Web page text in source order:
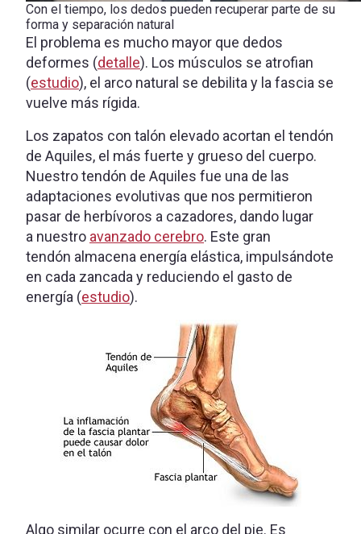
Con el tiempo, los dedos pueden recuperar parte de su
forma y separación natural
El problema es mucho mayor que dedos
deformes (detalle). Los músculos se atrofian
(estudio), el arco natural se debilita y la fascia se
vuelve más rígida.
Los zapatos con talón elevado acortan el tendón
de Aquiles, el más fuerte y grueso del cuerpo.
Nuestro tendón de Aquiles fue una de las
adaptaciones evolutivas que nos permitieron
pasar de herbívoros a cazadores, dando lugar
a nuestro avanzado cerebro. Este gran
tendón almacena energía elástica, impulsándote
en cada zancada y reduciendo el gasto de
energía (estudio).
Algo similar ocurre con el arco del pie. Es